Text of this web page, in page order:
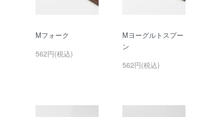
Mフォーク
562円(税込)
Mヨーグルトスプー
ン
562円(税込)